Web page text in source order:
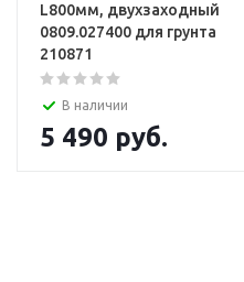
L800мм, двухзаходный
0809.027400 для грунта
210871
В наличии
5 490 руб.